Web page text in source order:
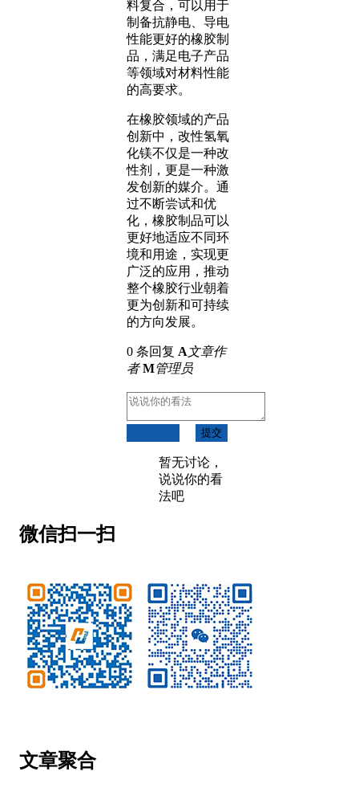
料复合，可以用于
制备抗静电、导电
性能更好的橡胶制
品，满足电子产品
等领域对材料性能
的高要求。
在橡胶领域的产品
创新中，改性氢氧
化镁不仅是一种改
性剂，更是一种激
发创新的媒介。通
过不断尝试和优
化，橡胶制品可以
更好地适应不同环
境和用途，实现更
广泛的应用，推动
整个橡胶行业朝着
更为创新和可持续
的方向发展。
0 条回复 A文章作
者 M管理员
提交
暂无讨论，
说说你的看
法吧
微信扫一扫
文章聚合